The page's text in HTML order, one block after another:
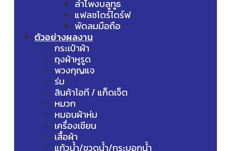
ลำโพงบลูทูธ
แฟลชไดร์ไดร์ฟ
พัดลมมือถือ
ตัวอย่างผลงาน
กระเป๋าผ้า
ถุงผ้าหูรูด
พวงกุญแจ
ร่ม
สินค้าไอที / แก็ดเจ็ต
หมวก
หมอนผ้าห่ม
เครื่องเขียน
เสื้อผ้า
แก้วน้ำ/ขวดน้ำ/กระบอกน้ำ